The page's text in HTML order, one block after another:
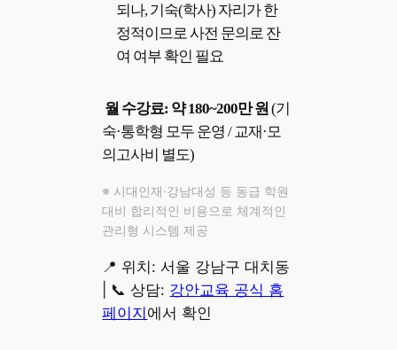
되나, 기숙(학사) 자리가 한
정적이므로 사전 문의로 잔
여 여부 확인 필요
월 수강료: 약 180~200만 원 (기
숙·통학형 모두 운영 / 교재·모
의고사비 별도)
※ 시대인재·강남대성 등 동급 학원
대비 합리적인 비용으로 체계적인
관리형 시스템 제공
📍 위치: 서울 강남구 대치동
| 📞 상담: 강안교육 공식 홈
페이지에서 확인